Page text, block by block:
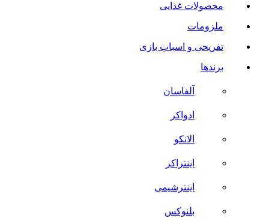
محصولات غذایی
ملزومات
تفریحی و اسباب بازی
برندها
آلفاسان
ادواکر
الانکو
اینتراکر
اینترشیمی
بلنوکس